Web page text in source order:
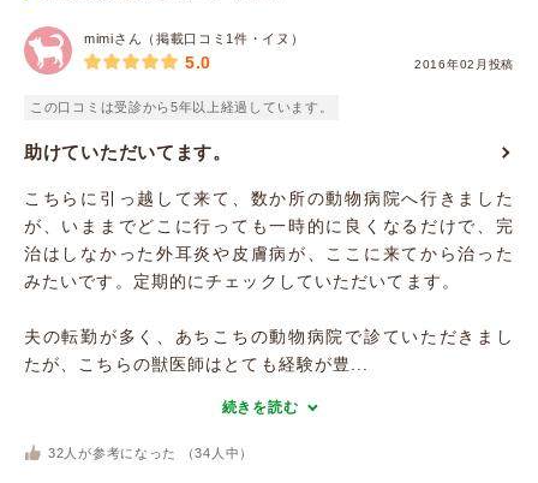
mimiさん（掲載口コミ1件・イヌ）
2016年02月投稿
5.0
この口コミは受診から5年以上経過しています。
助けていただいてます。
こちらに引っ越して来て、数か所の動物病院へ行きました
が、いままでどこに行っても一時的に良くなるだけで、完
治はしなかった外耳炎や皮膚病が、ここに来てから治った
みたいです。定期的にチェックしていただいてます。
夫の転勤が多く、あちこちの動物病院で診ていただきまし
たが、こちらの獣医師はとても経験が豊...
続きを読む
32 人が参考になった （34 人中）